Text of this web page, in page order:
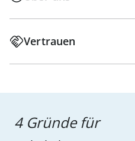
Vertrauen
4 Gründe für